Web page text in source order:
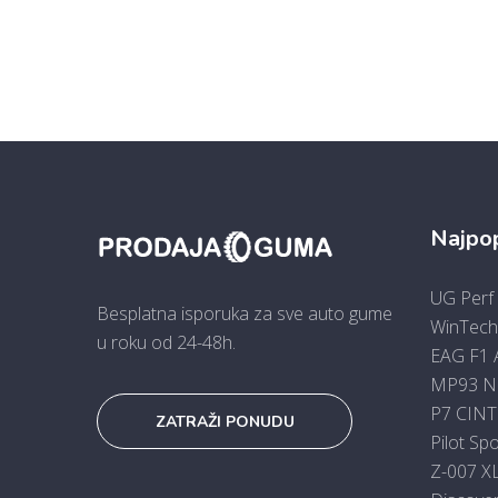
Besplatna isporuka za sve auto gume
u roku od 24-48h.
ZATRAŽI PONUDU
UG Perf
EAG F1
MP93
P7
Pilot
Z-007